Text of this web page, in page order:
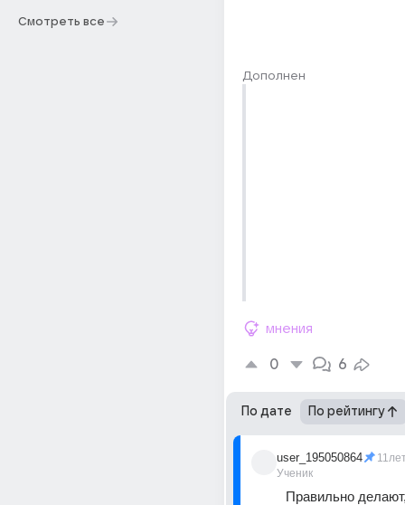
Смотреть все
Дополнен
мнения
0 6
По дате По рейтингу
user_195050864
Ученик
Правильно